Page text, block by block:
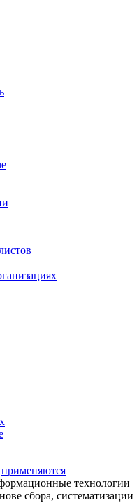
применяются
технологии
сбора, систематизации